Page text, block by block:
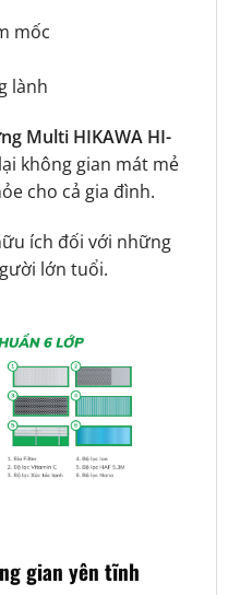
mốc
lành
Multi HIKAWA HI-
không gian mát mẻ
cho cả gia đình.
ích đối với những
lớn tuổi.
gian yên tĩnh